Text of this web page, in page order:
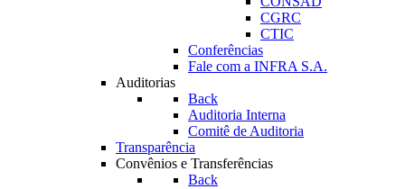
CGRC
CTIC
Conferências
Fale com a INFRA S.A.
Auditorias
Back
Auditoria Interna
Comitê de Auditoria
Transparência
Convênios e Transferências
Back